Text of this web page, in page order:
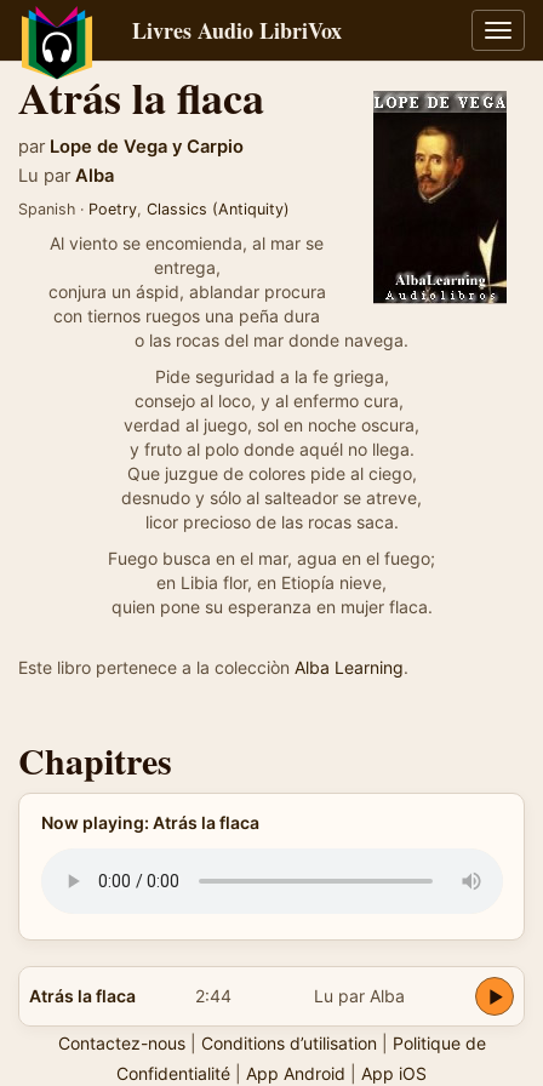
la
Livres Audio LibriVox
Atrás la flaca
par Lope de Vega y Carpio
Lu par Alba
Spanish · Poetry, Classics (Antiquity)
Al viento se encomienda, al mar se
entrega,
conjura un áspid, ablandar procura
con tiernos ruegos una peña dura
o las rocas del mar donde navega.
Pide seguridad a la fe griega,
consejo al loco, y al enfermo cura,
verdad al juego, sol en noche oscura,
y fruto al polo donde aquél no llega.
Que juzgue de colores pide al ciego,
desnudo y sólo al salteador se atreve,
licor precioso de las rocas saca.
Fuego busca en el mar, agua en el fuego;
en Libia flor, en Etiopía nieve,
quien pone su esperanza en mujer flaca.
Este libro pertenece a la colecciòn Alba Learning.
Chapitres
Now playing: Atrás la flaca
Atrás la flaca 2:44 Lu par Alba
Contactez-nous| Conditions d’utilisation| Politique de
Confidentialité
App Android App iOS